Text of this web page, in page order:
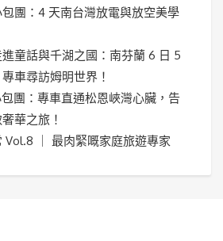
團：4 天南台灣放電與放空美學
進童話與千湖之國：南芬蘭 6 日 5
車尋訪姆明世界！
團：專車直通松恩峽灣心臟，告
華之旅！
Vol.8 ｜ 最肉緊嘅家庭旅遊專家